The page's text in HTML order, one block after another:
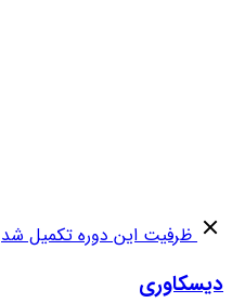
ظرفیت این دوره تکمیل شد
دیسکاوری